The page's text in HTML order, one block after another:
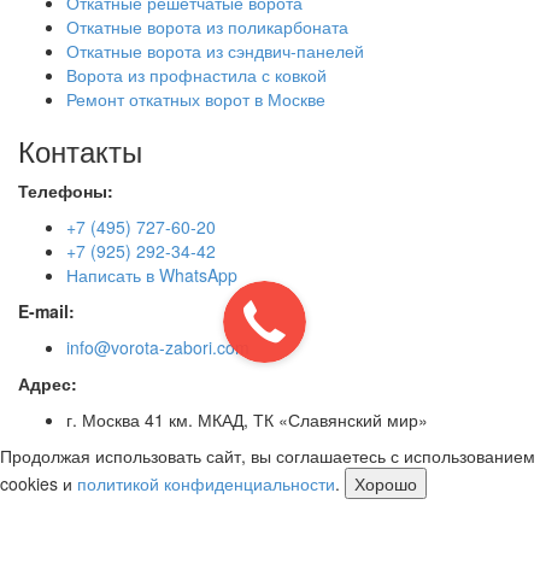
Откатные ворота из поликарбоната
Откатные ворота из сэндвич-панелей
Ворота из профнастила с ковкой
Ремонт откатных ворот в Москве
Контакты
Телефоны:
+7 (495) 727-60-20
+7 (925) 292-34-42
Написать в WhatsApp
E-mail:
info@vorota-zabori.com
Адрес:
г. Москва 41 км. МКАД, ТК «Славянский мир»
Продолжая использовать сайт, вы соглашаетесь с использованием
cookies и политикой конфиденциальности. Хорошо